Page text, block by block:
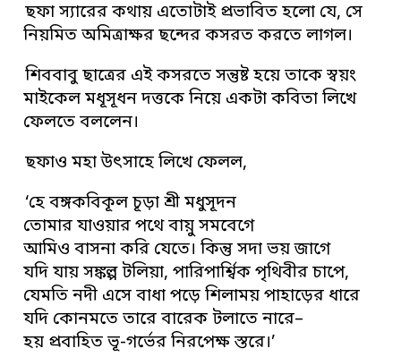
ছফা স্যারের কথায় এতোটাই প্রভাবিত হলো যে, সে
নিয়মিত অমিত্রাক্ষর ছন্দের কসরত করতে লাগল।
শিববাবু ছাত্রের এই কসরতে সন্তুষ্ট হয়ে তাকে স্বয়ং
মাইকেল মধূসূধন দত্তকে নিয়ে একটা কবিতা লিখে
ফেলতে বললেন।
ছফাও মহা উৎসাহে লিখে ফেলল,
‘হে বঙ্গকবিকূল চূড়া শ্রী মধুসূদন
তোমার যাওয়ার পথে বায়ু সমবেগে
আমিও বাসনা করি যেতে। কিন্তু সদা ভয় জাগে
যদি যায় সঙ্কল্প টলিয়া, পারিপার্শ্বিক পৃথিবীর চাপে,
যেমতি নদী এসে বাধা পড়ে শিলাময় পাহাড়ের ধারে
যদি কোনমতে তারে বারেক টলাতে নারে–
হয় প্রবাহিত ভূ-গর্ভের নিরপেক্ষ স্তরে।’